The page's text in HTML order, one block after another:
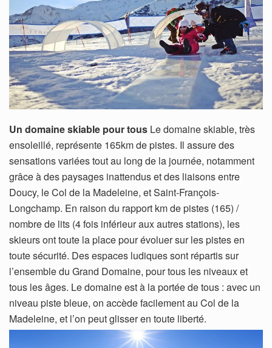
Un domaine skiable pour tous Le domaine skiable, très
ensoleillé, représente 165km de pistes. Il assure des
sensations variées tout au long de la journée, notamment
grâce à des paysages inattendus et des liaisons entre
Doucy, le Col de la Madeleine, et Saint-François-
Longchamp. En raison du rapport km de pistes (165) /
nombre de lits (4 fois inférieur aux autres stations), les
skieurs ont toute la place pour évoluer sur les pistes en
toute sécurité. Des espaces ludiques sont répartis sur
l’ensemble du Grand Domaine, pour tous les niveaux et
tous les âges. Le domaine est à la portée de tous : avec un
niveau piste bleue, on accède facilement au Col de la
Madeleine, et l’on peut glisser en toute liberté.